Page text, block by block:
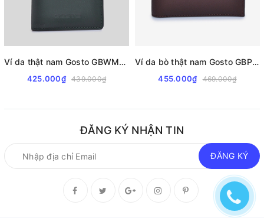
Ví da thật nam Gosto GBWM00200
425.000₫ 439.000₫
Ví da bò thật nam Gosto GBPM00100
455.000₫ 469.000₫
ĐĂNG KÝ NHẬN TIN
ĐĂNG KÝ